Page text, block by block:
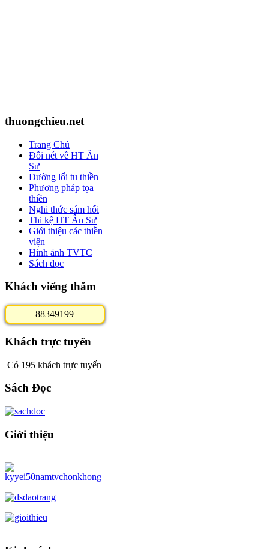
thuongchieu.net
Trang Chủ
Đôi nét về HT Ân
Sư
Đường lối tu thiền
Phương pháp tọa
thiền
Nghi thức sám hối
Thi kệ HT Ân Sư
Giới thiệu các thiền
viện
Hình ảnh TVTC
Sách đọc
Khách viếng thăm
88349199
Khách trực tuyến
Có 195 khách trực tuyến
Sách Đọc
Giới thiệu